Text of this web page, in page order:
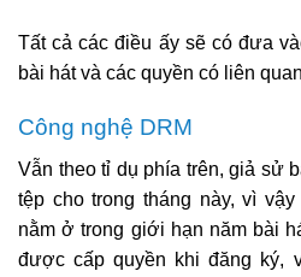
Tất cả các điều ấy sẽ có đưa
bài hát và các quyền có liên
Công nghệ DRM
Vẫn theo tỉ dụ phía trên, giả sử
tệp cho trong tháng này, vì
nằm ở trong giới hạn năm bài
được cấp quyền khi đăng ký,